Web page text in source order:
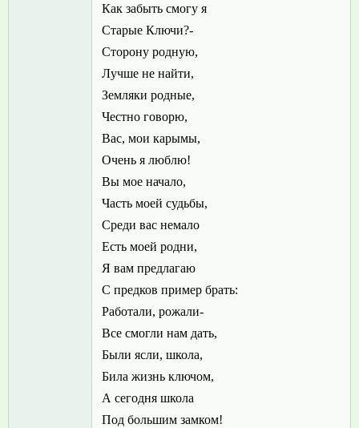
Как забыть смогу я
Старые Ключи?-
Сторону родную,
Лучше не найти,
Земляки родные,
Честно говорю,
Вас, мои карымы,
Очень я люблю!
Вы мое начало,
Часть моей судьбы,
Среди вас немало
Есть моей родни,
Я вам предлагаю
С предков пример брать:
Работали, рожали-
Все смогли нам дать,
Были ясли, школа,
Била жизнь ключом,
А сегодня школа
Под большим замком!